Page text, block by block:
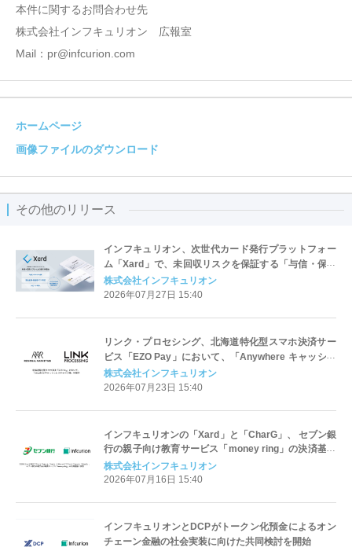
本件に関するお問合わせ先
株式会社インフキュリオン 広報室
Mail：pr@infcurion.com
ホームページ
画像ファイルのダウンロード
その他のリリース
インフキュリオン、次世代カード発行プラットフォー
ム「Xard」で、未回収リスクを保証する「与信・保証
オプション」を提供開始
株式会社インフキュリオン
2026年07月27日 15:40
リンク・プロセシング、北海道特化型スマホ決済サー
ビス「EZO Pay」において、「Anywhere キャッシュ
レスチャージ機」を提供
株式会社インフキュリオン
2026年07月23日 15:40
インフキュリオンの「Xard」と「CharG」、 セブン銀
行の親子向け教育サービス「money ring」の決済基盤
に採用
株式会社インフキュリオン
2026年07月16日 15:40
インフキュリオンとDCPがトークン化預金によるオン
チェーン金融の社会実装に向けた共同検討を開始